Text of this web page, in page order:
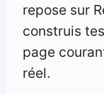
repose sur
construis
page
réel.